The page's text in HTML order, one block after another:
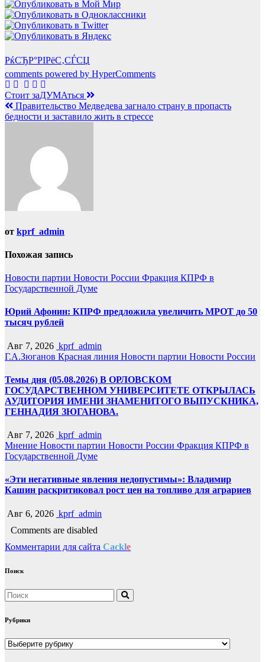
РќСЂР°РІРёС‚СЃСЏ
comments powered by HyperComments
Навигация
по
Стоит заДУМАться
Правительство Медведева загнало страну в пропасть
бедности и заставило жить в стрессе
от kprf_admin
Похожая запись
Новости партии Новости России Фракция КПРФ в
Государственной Думе
Юрий Афонин: КПРФ предложила увеличить МРОТ до 50
тысяч рублей
Авг 7, 2026 kprf_admin
Г.А.Зюганов Красная линия Новости партии Новости России
Темы дня (05.08.2026) В ОРЛОВСКОМ
ГОСУДАРСТВЕННОМ УНИВЕРСИТЕТЕ ОТКРЫЛАСЬ
АУДИТОРИЯ ИМЕНИ ЗНАМЕНИТОГО ВЫПУСКНИКА,
ГЕННАДИЯ ЗЮГАНОВА.
Авг 7, 2026 kprf_admin
Мнение Новости партии Новости России Фракция КПРФ в
Государственной Думе
«Эти негативные явления недопустимы»: Владимир
Кашин раскритиковал рост цен на топливо для аграриев
Авг 6, 2026 kprf_admin
Comments are disabled
Комментарии для сайта Cackle
Поиск
Рубрики
Рубрики